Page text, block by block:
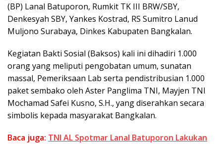
(BP) Lanal Batuporon, Rumkit TK III BRW/SBY,
Denkesyah SBY, Yankes Kostrad, RS Sumitro Lanud
Muljono Surabaya, Dinkes Kabupaten Bangkalan.
Kegiatan Bakti Sosial (Baksos) kali ini dihadiri 1.000
orang yang meliputi pengobatan umum, sunatan
massal, Pemeriksaan Lab serta pendistribusian 1.000
paket sembako oleh Aster Panglima TNI, Mayjen TNI
Mochamad Safei Kusno, S.H., yang diserahkan secara
simbolis kepada masyarakat Bangkalan.
Baca juga: TNI AL Spotmar Lanal Batuporon Lakukan